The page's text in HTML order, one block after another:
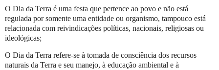
O Dia da Terra é uma festa que pertence ao povo e não está
regulada por somente uma entidade ou organismo, tampouco está
relacionada com reivindicações políticas, nacionais, religiosas ou
ideológicas;
O Dia da Terra refere-se à tomada de consciência dos recursos
naturais da Terra e seu manejo, à educação ambiental e à